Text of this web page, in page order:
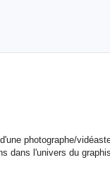
photographe/
dans l'univers du